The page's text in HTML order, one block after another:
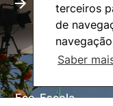
terceiros
de
Saber
Eco-Escola